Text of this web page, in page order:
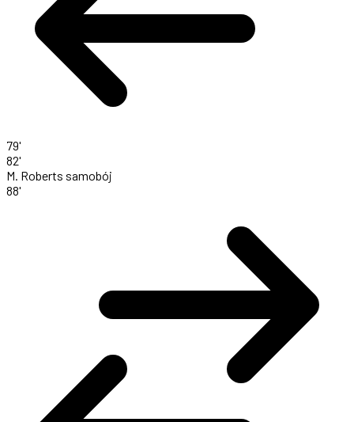
79'
82'
M. Roberts samobój
88'